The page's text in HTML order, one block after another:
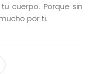
cuerpo. Porque sin
por ti.